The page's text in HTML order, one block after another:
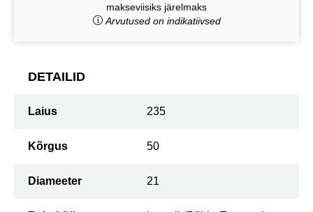
makseviisiks järelmaks
Arvutused on indikatiivsed
DETAILID
Laius 235
Kõrgus 50
Diameeter 21